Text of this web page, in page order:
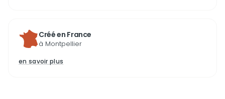
Créé en France
à Montpellier
en savoir plus